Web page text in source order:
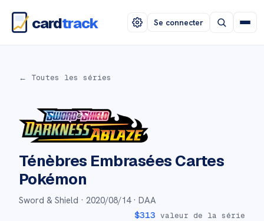
cardtrack Se connecter
← Toutes les séries
Ténèbres Embrasées Cartes
Pokémon
Sword & Shield · 2020/08/14· DAA
$313 valeur de la série